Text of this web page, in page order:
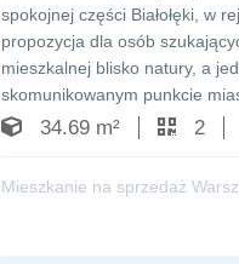
spokojnej części Białołęki, w
propozycja dla osób
mieszkalnej blisko natury, a
skomunikowanym punkcie
34.69 m² 2
Mieszkanie na sprzedaż